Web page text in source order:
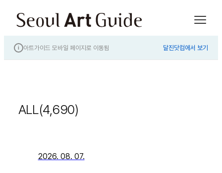
i 아트가이드 모바일 페이지로 이동됨 달진닷컴에서 보기
ALL(4,690)
2026. 08. 07.